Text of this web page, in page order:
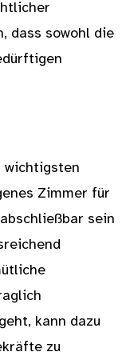
dass sowohl die
wichtigsten
Zimmer für
sein
kann dazu
zu